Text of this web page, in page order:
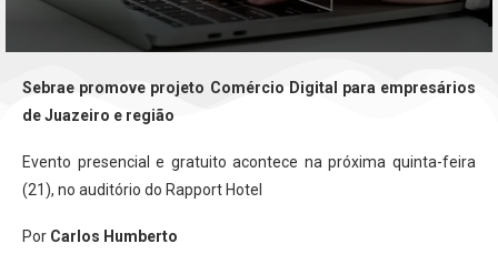
Sebrae promove projeto Comércio Digital para empresários
de Juazeiro e região
Evento presencial e gratuito acontece na próxima quinta-feira
(21), no auditório do Rapport Hotel
Por Carlos Humberto